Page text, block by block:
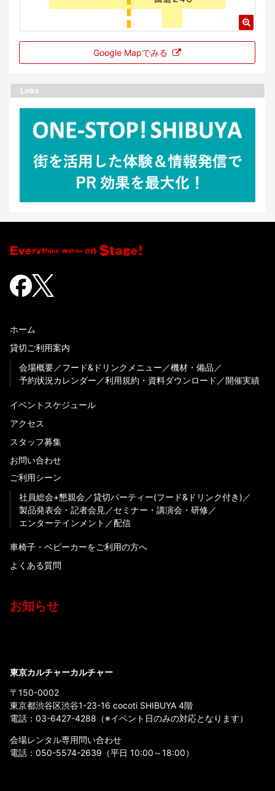
Google Mapでみる
Links
ホーム
貸切ご利用案内
会場概要
フード&ドリンクメニュー
機材・備品
予約状況カレンダー
利用規約・資料ダウンロード 開催実績
イベントスケジュール
アクセス
スタッフ募集
お問い合わせ
ご利用シーン
社員総会+懇親会
貸切パーティー(フード&ドリンク付き)
製品発表会・記者会見
セミナー・講演会・研修
エンターテインメント
配信
車椅子・ベビーカーをご利用の方へ
よくある質問
お知らせ
東京カルチャーカルチャー
〒150-0002
東京都渋谷区渋谷1-23-16 cocoti SHIBUYA 4階
電話： 03-6427-4288 （※イベント日のみの対応となります）
会場レンタル専用問い合わせ
電話： 050-5574-2639 （平日 10:00～18:00）